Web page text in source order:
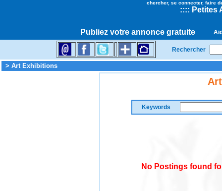
chercher, se connecter, faire
:::: Petites
Publiez votre annonce gratuite
Rechercher
> Art Exhibitions
Keywords
No Postings found